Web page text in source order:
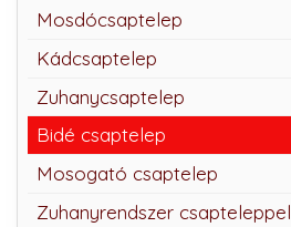
Mosdócsaptelep
Kádcsaptelep
Zuhanycsaptelep
Bidé csaptelep
Mosogató csaptelep
Zuhanyrendszer csapteleppel